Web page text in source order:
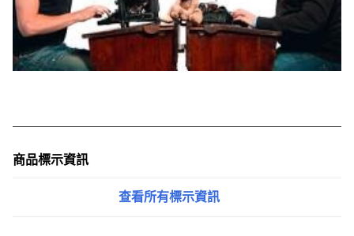
商品標示資訊
查看所有標示資訊